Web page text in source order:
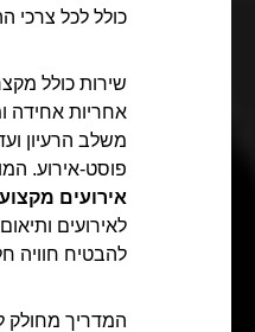
כולל לכל צרכי
שירות כולל
אחריות אחידה
משלב הרעיון
פוסט-אירוע.
אירועים
לאירועים
להבטיח חוויה